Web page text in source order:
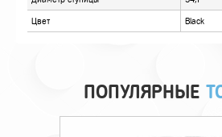
ПОПУЛЯРНЫЕ